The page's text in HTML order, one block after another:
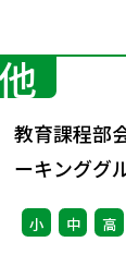
教育課程部
ーキンググ
回） 配付
小 中 高